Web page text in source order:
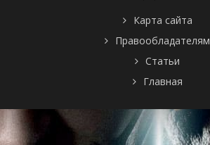
Карта сайта
Правообладателям
Статьи
Главная